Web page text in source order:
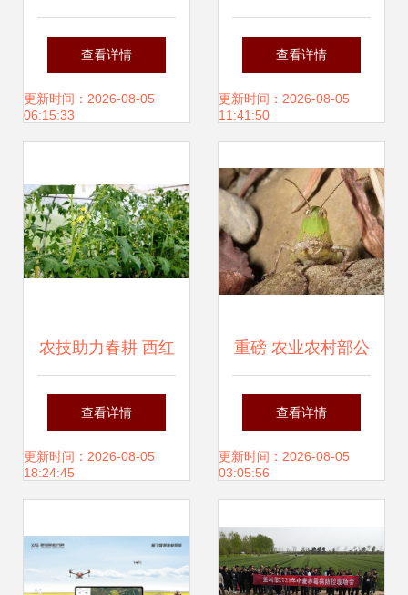
病虫害防治活动指
南
查看详情
更新时间：2026-08-05
06:15:33
病虫害防治 迈向智
慧农业新篇章
查看详情
更新时间：2026-08-05
11:41:50
农技助力春耕 西红
柿病虫害防治与农
业健康守护行动
查看详情
更新时间：2026-08-05
18:24:45
重磅 农业农村部公
布一类农作物病虫
害名录
查看详情
更新时间：2026-08-05
03:05:56